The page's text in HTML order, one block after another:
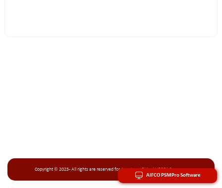
Copyright © 2025 - All rights are reserved for Arya Imen Fidar (AIFCO) Company
AIFCO PSMPro Software